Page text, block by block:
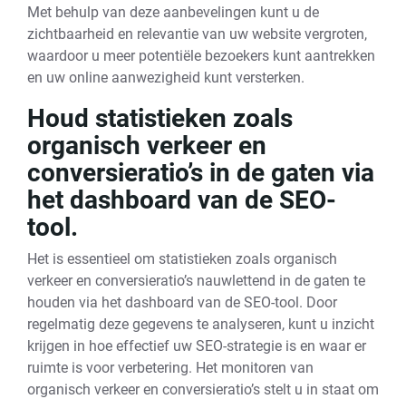
Met behulp van deze aanbevelingen kunt u de
zichtbaarheid en relevantie van uw website vergroten,
waardoor u meer potentiële bezoekers kunt aantrekken
en uw online aanwezigheid kunt versterken.
Houd statistieken zoals
organisch verkeer en
conversieratio’s in de gaten via
het dashboard van de SEO-
tool.
Het is essentieel om statistieken zoals organisch
verkeer en conversieratio’s nauwlettend in de gaten te
houden via het dashboard van de SEO-tool. Door
regelmatig deze gegevens te analyseren, kunt u inzicht
krijgen in hoe effectief uw SEO-strategie is en waar er
ruimte is voor verbetering. Het monitoren van
organisch verkeer en conversieratio’s stelt u in staat om